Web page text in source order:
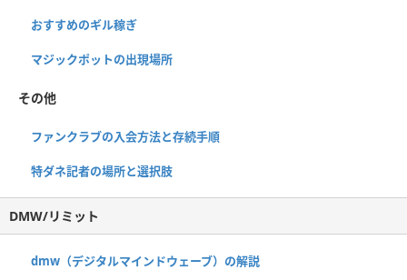
おすすめのギル稼ぎ
マジックポットの出現場所
その他
ファンクラブの入会方法と存続手順
特ダネ記者の場所と選択肢
DMW/リミット
dmw（デジタルマインドウェーブ）の解説